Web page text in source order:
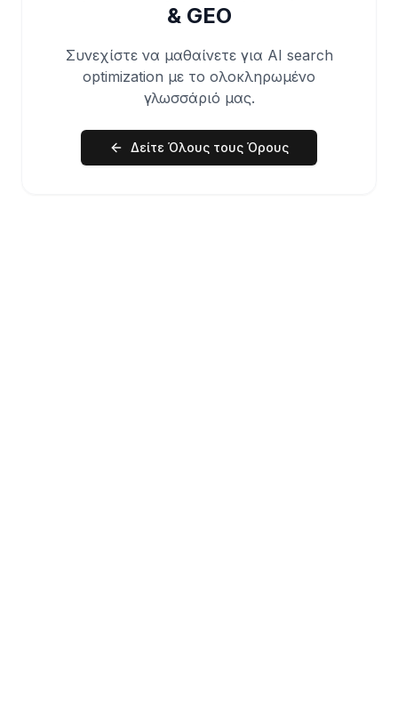
& GEO
Συνεχίστε να μαθαίνετε για AI search
optimization με το ολοκληρωμένο
γλωσσάριό μας.
Δείτε Όλους τους Όρους